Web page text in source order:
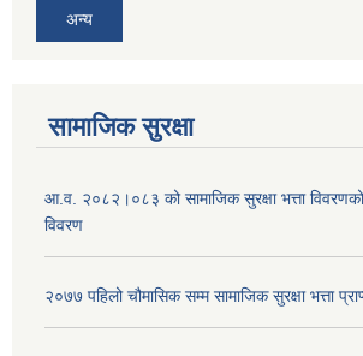
अन्य
सामाजिक सुरक्षा
आ.व. २०८२।०८३ को सामाजिक सुरक्षा भत्ता
विवरण
२०७७ पहिलो चौमासिक सम्म सामाजिक सुरक्षा भत्ता